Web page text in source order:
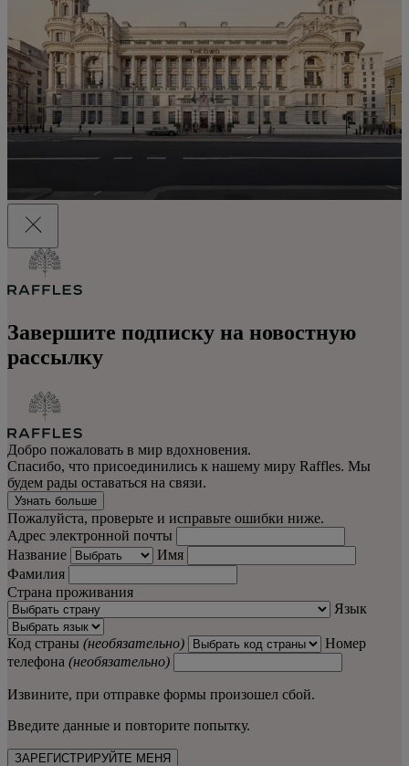
Завершите подписку на новостную
рассылку
Добро пожаловать в мир вдохновения.
Спасибо, что присоединились к нашему миру Raffles. Мы
будем рады оставаться на связи.
Узнать больше
Пожалуйста, проверьте и исправьте ошибки ниже.
Адрес электронной почты
Название
Имя
Фамилия
Страна проживания
Язык
Код страны (необязательно)
Номер
телефона (необязательно)
Извините, при отправке формы произошел сбой.
Введите данные и повторите попытку.
ЗАРЕГИСТРИРУЙТЕ МЕНЯ